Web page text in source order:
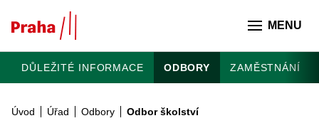
MENU
DŮLEŽITÉ INFORMACE ODBORY ZAMĚSTNÁNÍ
Úvod Úřad Odbory Odbor školství